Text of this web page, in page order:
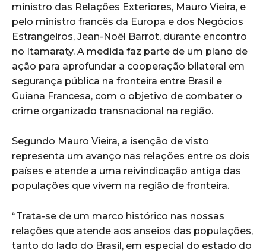
ministro das Relações Exteriores, Mauro Vieira, e
pelo ministro francês da Europa e dos Negócios
Estrangeiros, Jean-Noël Barrot, durante encontro
no Itamaraty. A medida faz parte de um plano de
ação para aprofundar a cooperação bilateral em
segurança pública na fronteira entre Brasil e
Guiana Francesa, com o objetivo de combater o
crime organizado transnacional na região.
Segundo Mauro Vieira, a isenção de visto
representa um avanço nas relações entre os dois
países e atende a uma reivindicação antiga das
populações que vivem na região de fronteira.
“Trata-se de um marco histórico nas nossas
relações que atende aos anseios das populações,
tanto do lado do Brasil, em especial do estado do